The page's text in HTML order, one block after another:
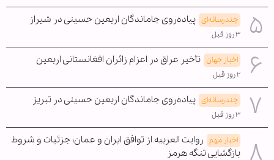
چندرسانه‌ای پیاده‌روی جاماندگان اربعین حسینی در شیراز
۳ روز قبل
اخبار جهان تأخیر عراق در اعزام زائران افغانستانی اربعین
۲ روز قبل
چندرسانه‌ای پیاده‌روی جاماندگان اربعین حسینی در تبریز
۳ روز قبل
اخبار مهم روایت العربیه از توافق ایران و عمان؛ جزئیات و شروط
بازگشایی تنگه هرمز